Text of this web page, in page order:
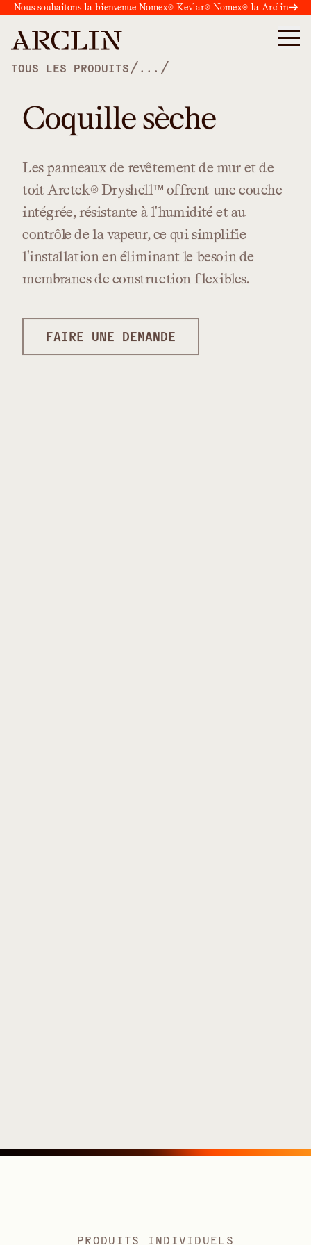
Nous souhaitons la bienvenue Nomex® Kevlar® Nomex® la Arclin
TOUS LES PRODUITS / ... /
Coquille sèche
Lespanneaux de revêtementde mur etde
toit Arctek®Dryshell™ offrent une couche
intégrée, résistante à l'humidité etau
contrôle de lavapeur,ce qui simplifie
l'installation en éliminant le besoin de
membranesde construction flexibles.
FAIRE UNE DEMANDE
PRODUITS INDIVIDUELS